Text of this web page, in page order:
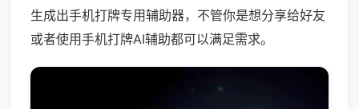
生成出手机打牌专用辅助器，不管你是想分享给好友
或者使用手机打牌AI辅助都可以满足需求。